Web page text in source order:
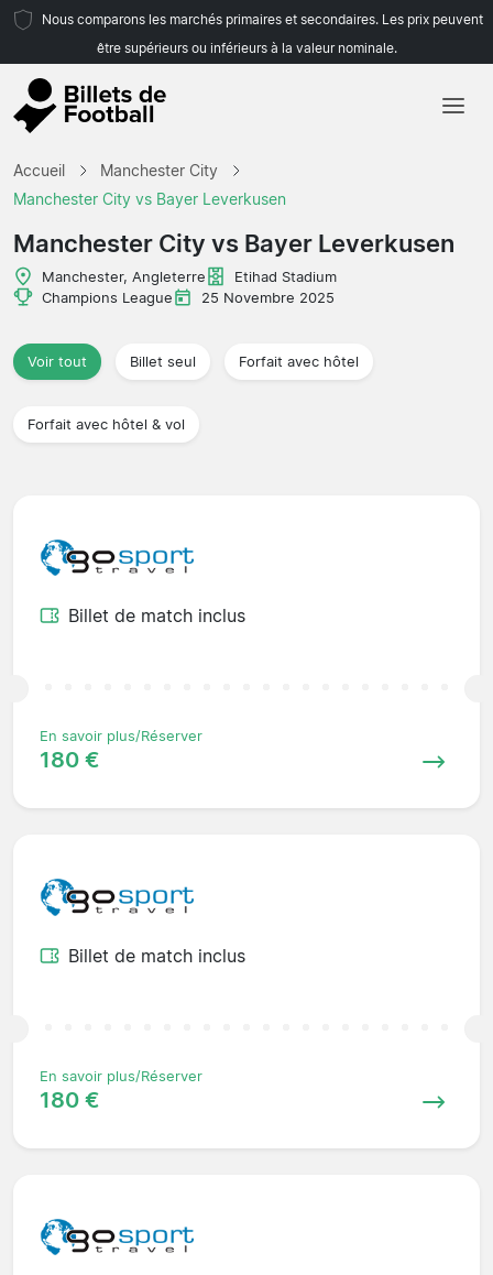
Nous comparons les marchés primaires et secondaires. Les prix peuvent
être supérieurs ou inférieurs à la valeur nominale.
Équipes
Championnats
Agences de voyages
Accueil
Manchester City
Manchester City vs Bayer Leverkusen
Manchester City vs Bayer Leverkusen
Manchester, Angleterre
Etihad Stadium
Champions League
25 Novembre 2025
Voir tout Billet seul Forfait avec hôtel
Forfait avec hôtel & vol
Billet de match inclus
En savoir plus/Réserver
180 €
Billet de match inclus
En savoir plus/Réserver
180 €